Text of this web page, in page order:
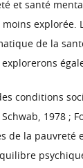
et santé
moins
de la
conditions
1978 ;
de la pauvreté